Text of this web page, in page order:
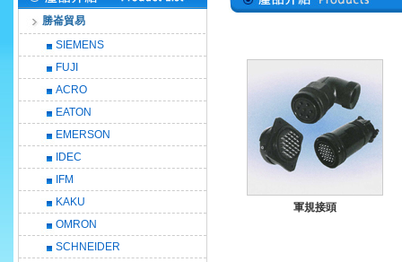
勝崙貿易
SIEMENS
FUJI
ACRO
EATON
EMERSON
IDEC
IFM
KAKU
OMRON
SCHNEIDER
軍規接頭